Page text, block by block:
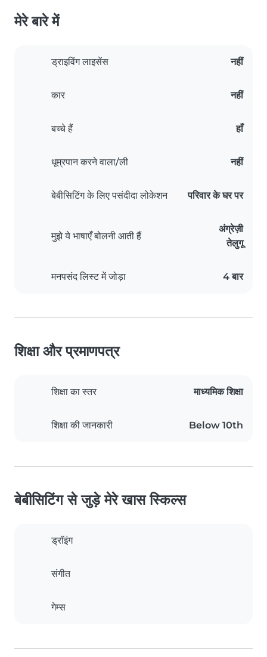
मेरे बारे में
ड्राइविंग लाइसेंस नहीं
कार नहीं
बच्चे हैं हाँ
धूम्रपान करने वाला/ली नहीं
बेबीसिटिंग के लिए पसंदीदा लोकेशन परिवार के घर पर
मुझे ये भाषाएँ बोलनी आती हैं
अंग्रेज़ी
तेलुगू
मनपसंद लिस्ट में जोड़ा 4 बार
शिक्षा और प्रमाणपत्र
शिक्षा का स्तर माध्यमिक शिक्षा
शिक्षा की जानकारी Below 10th
बेबीसिटिंग से जुड़े मेरे खास स्किल्स
ड्रॉइंग
संगीत
गेम्स